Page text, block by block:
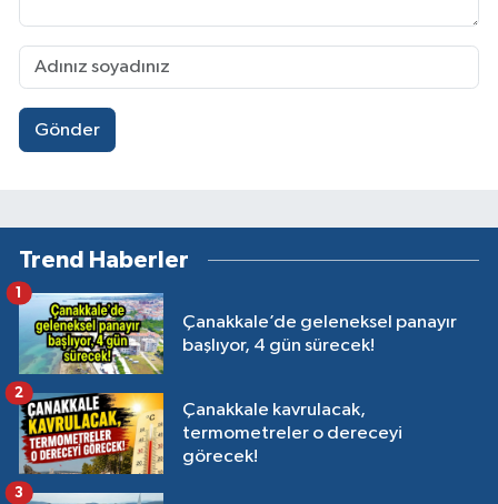
Gönder
Trend Haberler
Çanakkale’de geleneksel panayır
başlıyor, 4 gün sürecek!
1
Çanakkale kavrulacak,
termometreler o dereceyi
görecek!
2
3